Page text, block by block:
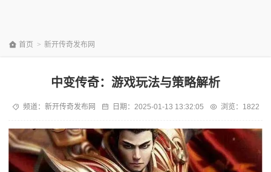
首页 > 新开传奇发布网
中变传奇：游戏玩法与策略解析
频道： 新开传奇发布网 日期： 2025-01-13 13:32:05 浏览：1822